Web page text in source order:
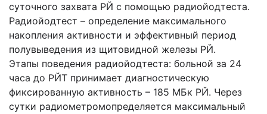
суточного захвата РЙ с помощью радиойодтеста.
Радиойодтест – определение максимального
накопления активности и эффективный период
полувыведения из щитовидной железы РЙ.
Этапы поведения радиойодтеста: больной за 24
часа до РЙТ принимает диагностическую
фиксированную активность – 185 МБк РЙ. Через
сутки радиометромопределяется максимальный